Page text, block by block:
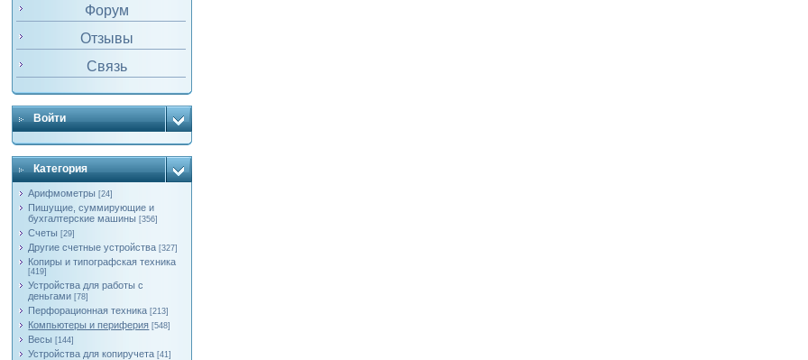
Форум
Отзывы
Связь
Войти
Категория
Арифмометры [24]
Пишущие, суммирующие и
бухгалтерские машины [356]
Счеты [29]
Другие счетные устройства [327]
Копиры и типографская техника
[419]
Устройства для работы с
деньгами [78]
Перфорационная техника [213]
Компьютеры и периферия [548]
Весы [144]
Устройства для копиручета [41]